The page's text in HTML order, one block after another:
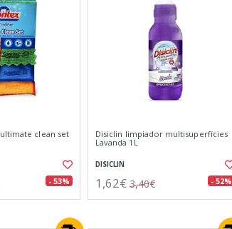
clean set
- 53%
Disiclin limpiador multisuperfícies
Lavanda 1L
DISICLIN
1,62€ 3,40€ - 52%